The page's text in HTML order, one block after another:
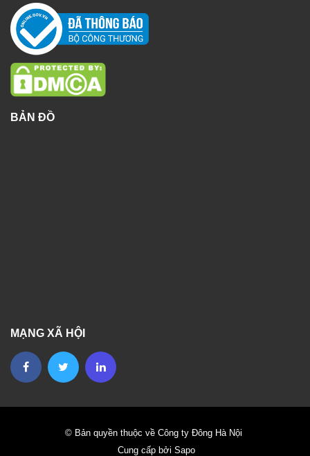
BẢN ĐỒ
MẠNG XÃ HỘI
© Bản quyền thuộc về Công ty Đông Hà Nội
Cung cấp bởi Sapo